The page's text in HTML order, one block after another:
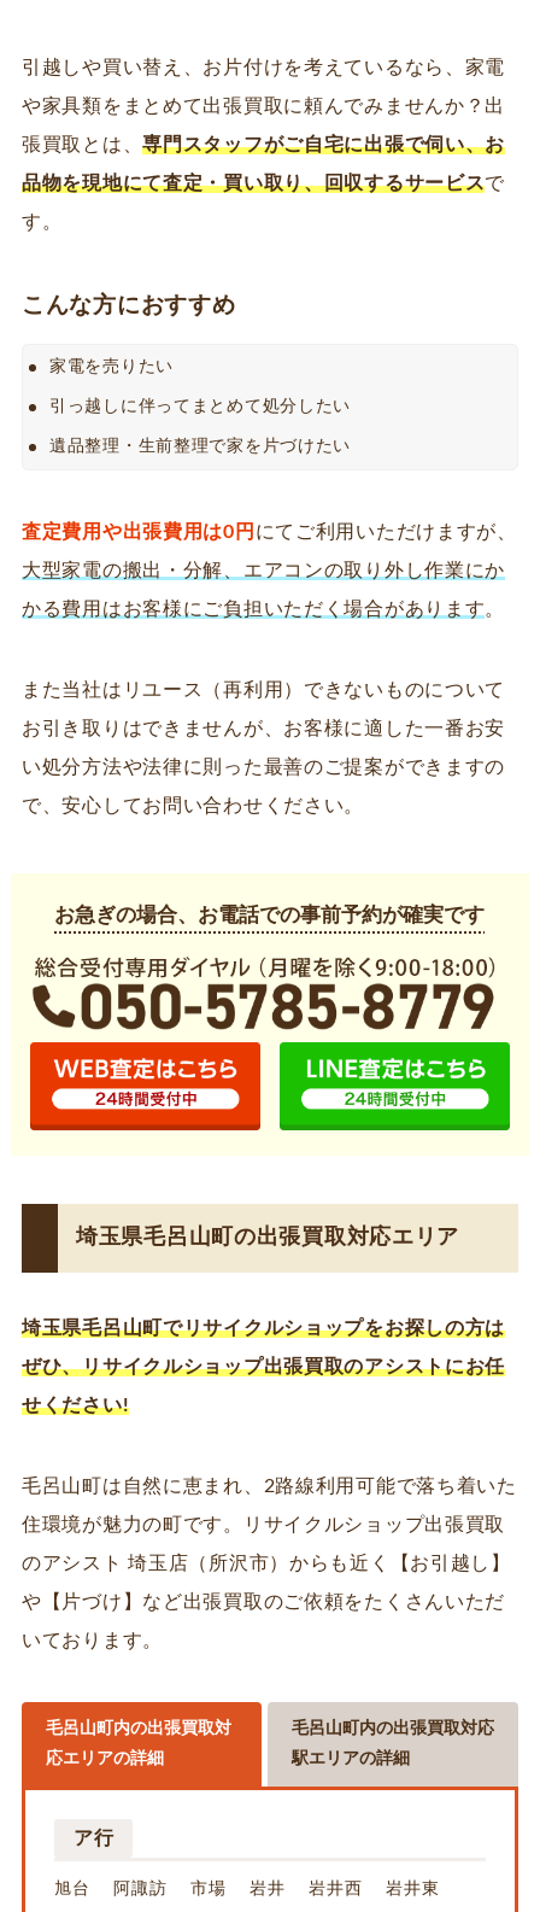
引越しや買い替え、お片付けを考えているなら、家電
や家具類をまとめて出張買取に頼んでみませんか？出
張買取とは、専門スタッフがご自宅に出張で伺い、お
品物を現地にて査定・買い取り、回収するサービスで
す。
こんな方におすすめ
家電を売りたい
引っ越しに伴ってまとめて処分したい
遺品整理・生前整理で家を片づけたい
査定費用や出張費用は0円 にてご利用いただけますが、
大型家電の搬出・分解、エアコンの取り外し作業にか
かる費用はお客様にご負担いただく場合があります。
また当社はリユース（再利用）できないものについて
お引き取りはできませんが、お客様に適した一番お安
い処分方法や法律に則った最善のご提案ができますの
で、安心してお問い合わせください。
お急ぎの場合、お電話での事前予約が確実です
埼玉県毛呂山町の出張買取対応エリア
埼玉県毛呂山町でリサイクルショップをお探しの方は
ぜひ、リサイクルショップ出張買取のアシストにお任
せください!
毛呂山町は自然に恵まれ、2路線利用可能で落ち着いた
住環境が魅力の町です。リサイクルショップ出張買取
のアシスト 埼玉店（所沢市）からも近く【お引越し】
や【片づけ】など出張買取のご依頼をたくさんいただ
いております。
毛呂山町内の出張買取対
応エリアの詳細
毛呂山町内の出張買取対応
駅エリアの詳細
ア行
旭台 阿諏訪 市場 岩井 岩井西
岩井東